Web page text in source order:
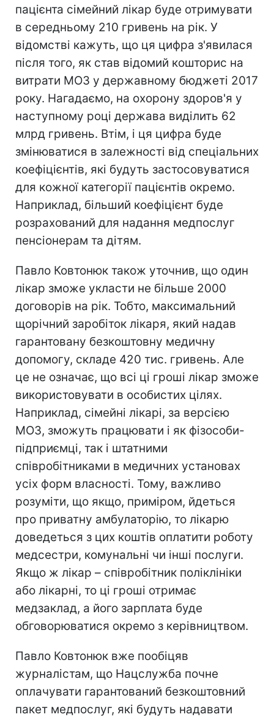
пацієнта сімейний лікар буде отримувати
в середньому 210 гривень на рік. У
відомстві кажуть, що ця цифра з'явилася
після того, як став відомий кошторис на
витрати МОЗ у державному бюджеті 2017
року. Нагадаємо, на охорону здоров'я у
наступному році держава виділить 62
млрд гривень. Втім, і ця цифра буде
змінюватися в залежності від спеціальних
коефіцієнтів, які будуть застосовуватися
для кожної категорії пацієнтів окремо.
Наприклад, більший коефіцієнт буде
розрахований для надання медпослуг
пенсіонерам та дітям.
Павло Ковтонюк також уточнив, що один
лікар зможе укласти не більше 2000
договорів на рік. Тобто, максимальний
щорічний заробіток лікаря, який надав
гарантовану безкоштовну медичну
допомогу, складе 420 тис. гривень. Але
це не означає, що всі ці гроші лікар зможе
використовувати в особистих цілях.
Наприклад, сімейні лікарі, за версією
МОЗ, зможуть працювати і як фізособи-
підприємці, так і штатними
співробітниками в медичних установах
усіх форм власності. Тому, важливо
розуміти, що якщо, приміром, йдеться
про приватну амбулаторію, то лікарю
доведеться з цих коштів оплатити роботу
медсестри, комунальні чи інші послуги.
Якщо ж лікар – співробітник поліклініки
або лікарні, то ці гроші отримає
медзаклад, а його зарплата буде
обговорюватися окремо з керівництвом.
Павло Ковтонюк вже пообіцяв
журналістам, що Нацслужба почне
оплачувати гарантований безкоштовний
пакет медпослуг, які будуть надавати